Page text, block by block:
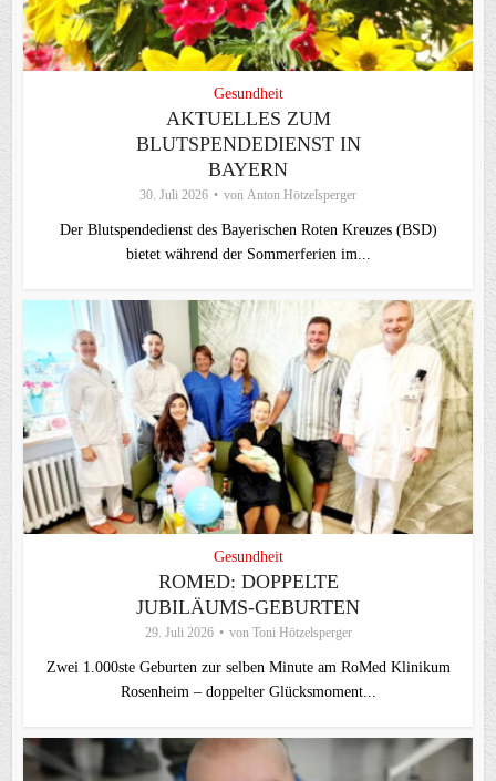
Gesundheit
AKTUELLES ZUM
BLUTSPENDEDIENST IN
BAYERN
30. Juli 2026 von Anton Hötzelsperger
Der Blutspendedienst des Bayerischen Roten Kreuzes (BSD)
bietet während der Sommerferien im...
Gesundheit
ROMED: DOPPELTE
JUBILÄUMS-GEBURTEN
29. Juli 2026 von Toni Hötzelsperger
Zwei 1.000ste Geburten zur selben Minute am RoMed Klinikum
Rosenheim – doppelter Glücksmoment...